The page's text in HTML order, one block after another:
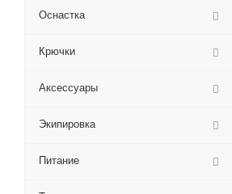
Оснастка
Крючки
Аксессуары
Экипировка
Питание